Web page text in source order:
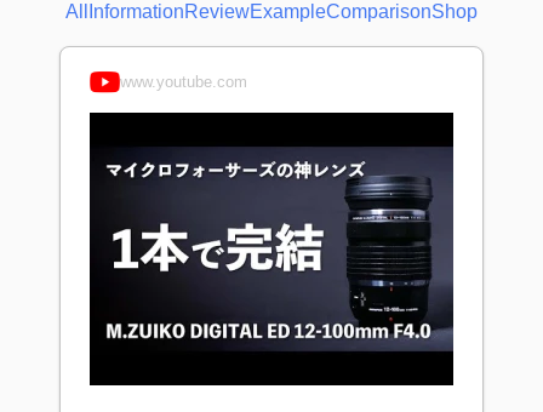
All InformationReviewExampleComparisonShop
www.youtube.com